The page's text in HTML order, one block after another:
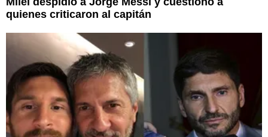
quienes criticaron al capitán